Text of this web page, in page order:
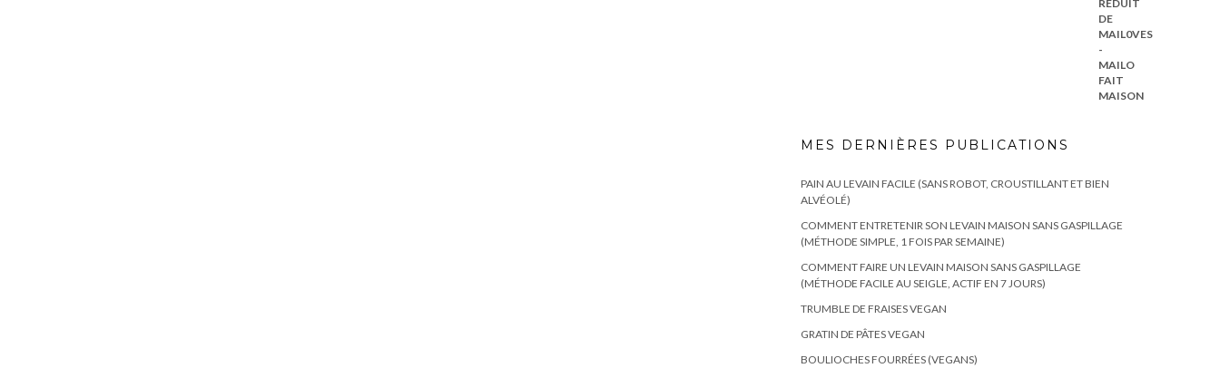
MES DERNIÈRES PUBLICATIONS
PAIN AU LEVAIN FACILE (SANS ROBOT, CROUSTILLANT ET BIEN
ALVÉOLÉ)
COMMENT ENTRETENIR SON LEVAIN MAISON SANS GASPILLAGE
(MÉTHODE SIMPLE, 1 FOIS PAR SEMAINE)
COMMENT FAIRE UN LEVAIN MAISON SANS GASPILLAGE
(MÉTHODE FACILE AU SEIGLE, ACTIF EN 7 JOURS)
TRUMBLE DE FRAISES VEGAN
GRATIN DE PÂTES VEGAN
BOULIOCHES FOURRÉES (VEGANS)